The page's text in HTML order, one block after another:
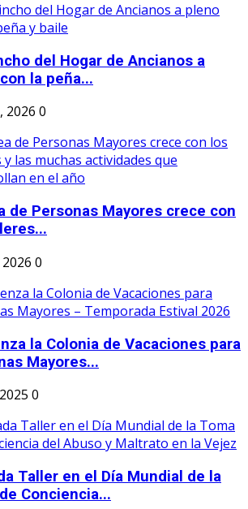
del Hogar de Ancianos a
la peña...
2026 0
de Personas Mayores crece con
0
la Colonia de Vacaciones para
Mayores...
0
Taller en el Día Mundial de la
Conciencia...